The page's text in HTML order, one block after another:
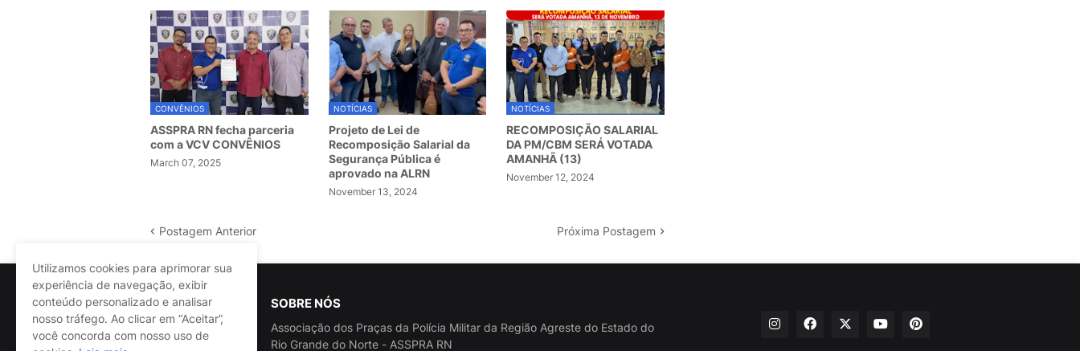
CONVÊNIOS
ASSPRA RN fecha parceria
com a VCV CONVÊNIOS
March 07, 2025
NOTÍCIAS
Projeto de Lei de
Recomposição Salarial da
Segurança Pública é
aprovado na ALRN
November 13, 2024
NOTÍCIAS
RECOMPOSIÇÃO SALARIAL
DA PM/CBM SERÁ VOTADA
AMANHÃ (13)
November 12, 2024
Postagem Anterior Próxima Postagem
SOBRE NÓS
Associação dos Praças da Polícia Militar da Região Agreste do Estado do
Rio Grande do Norte - ASSPRA RN
Utilizamos cookies para aprimorar sua
experiência de navegação, exibir
conteúdo personalizado e analisar
nosso tráfego. Ao clicar em “Aceitar”,
você concorda com nosso uso de